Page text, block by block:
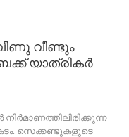
വീണ്ടും
യാത്രികർ
സെക്കണ്ടുകളുടെ